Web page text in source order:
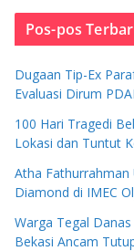
Pos-pos
Dugaan Tip-Ex
Evaluasi Dirum
100 Hari Tragedi
Lokasi dan Tuntut
Atha Fathurrahman
Diamond di IMEC
Warga Tegal
Bekasi Ancam